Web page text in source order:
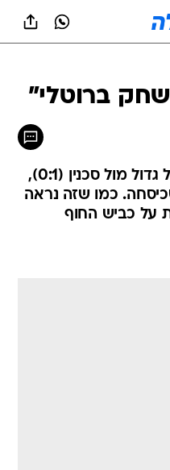
ברוטלי"
במכבי חיפה לא נתנו כדורגל גדול מול סכנין (0:1),
כמו שזה נראה
על כביש החוף